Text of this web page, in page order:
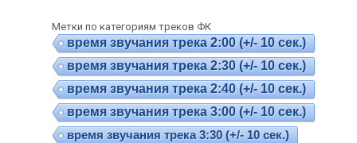
Метки по категориям треков ФК
время звучания трека 2:00 (+/- 10 сек.)
время звучания трека 2:30 (+/- 10 сек.)
время звучания трека 2:40 (+/- 10 сек.)
время звучания трека 3:00 (+/- 10 сек.)
время звучания трека 3:30 (+/- 10 сек.)